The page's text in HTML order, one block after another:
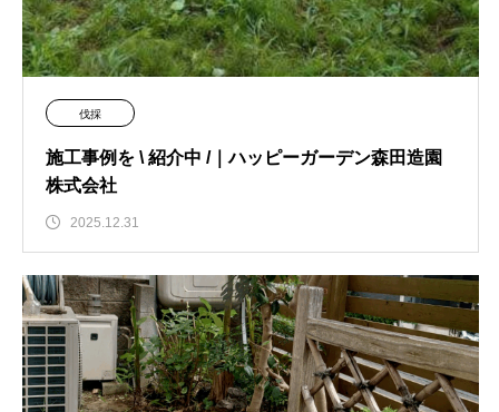
伐採
施工事例を \ 紹介中 /｜ハッピーガーデン森田造園
株式会社
2025.12.31